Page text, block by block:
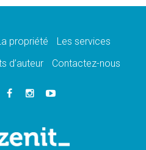
et mémoire nationale
par l'empathie» estime
«la paix ne s'achète pas avec
propriété
Les services
d’auteur Contactez-nous